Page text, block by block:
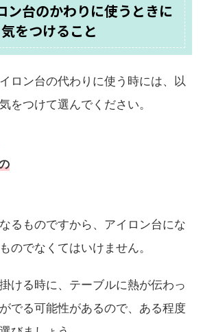
ン台のかわりに使うときに
気をつけること
ロン台の代わりに使う時には、以
をつけて選んでください。
るものですから、アイロン台にな
のでなくてはいけません。
ける時に、テーブルに熱が伝わっ
でる可能性があるので、ある程度